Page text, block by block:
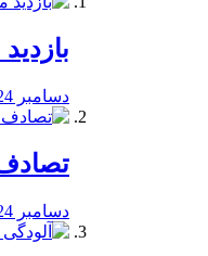
دسامبر 24, 2019
دسامبر 24, 2019